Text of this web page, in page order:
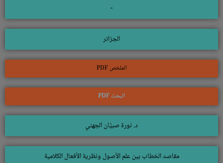
-
الجزائر
الملخص PDF
البحث PDF
د. نورة صبيَّان الجهني
مقاصد الخطاب بين علم الأصول ونظرية الأفعال الكلامية